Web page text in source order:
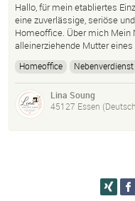
Hallo, für mein etabliertes
eine zuverlässige, seriöse
Homeoffice. Über mich Mein
alleinerziehende Mutter
Homeoffice Nebenverdienst
Job
Arbeit
Lina Soung
45127 Essen